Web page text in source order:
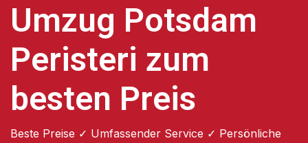
Umzug Potsdam
Peristeri zum
besten Preis
Beste Preise ✓ Umfassender Service ✓ Persönliche